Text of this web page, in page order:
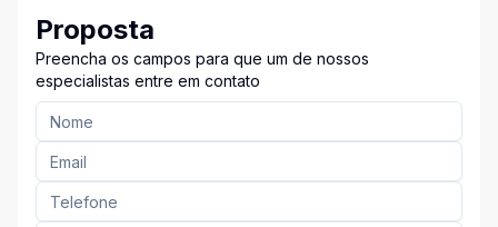
Proposta
Preencha os campos para que um de nossos
especialistas entre em contato